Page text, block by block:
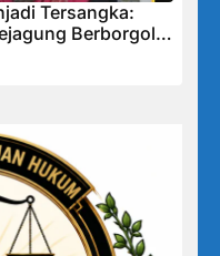
Tersangka:
Berborgol,
Teka-teki